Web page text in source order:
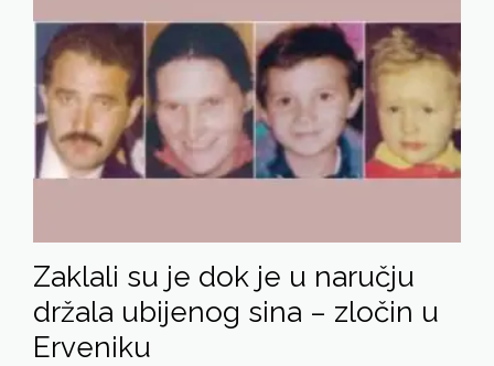
Zaklali su je dok je u naručju
držala ubijenog sina – zločin u
Erveniku